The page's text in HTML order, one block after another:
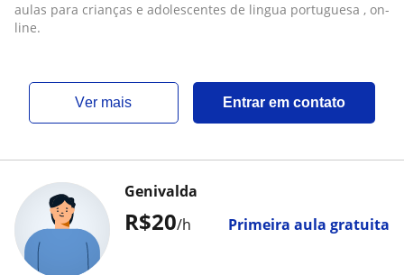
aulas para crianças e adolescentes de lingua portuguesa , on-
line.
ver mais Entrar em contato
R$20/h Primeira aula gratuita
Genivalda